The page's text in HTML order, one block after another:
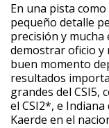
En una pista
pequeño detalle
precisión y mucha
demostrar oficio y
buen momento
resultados
grandes del CSI5,
el CSI2*, e
Kaerde en el